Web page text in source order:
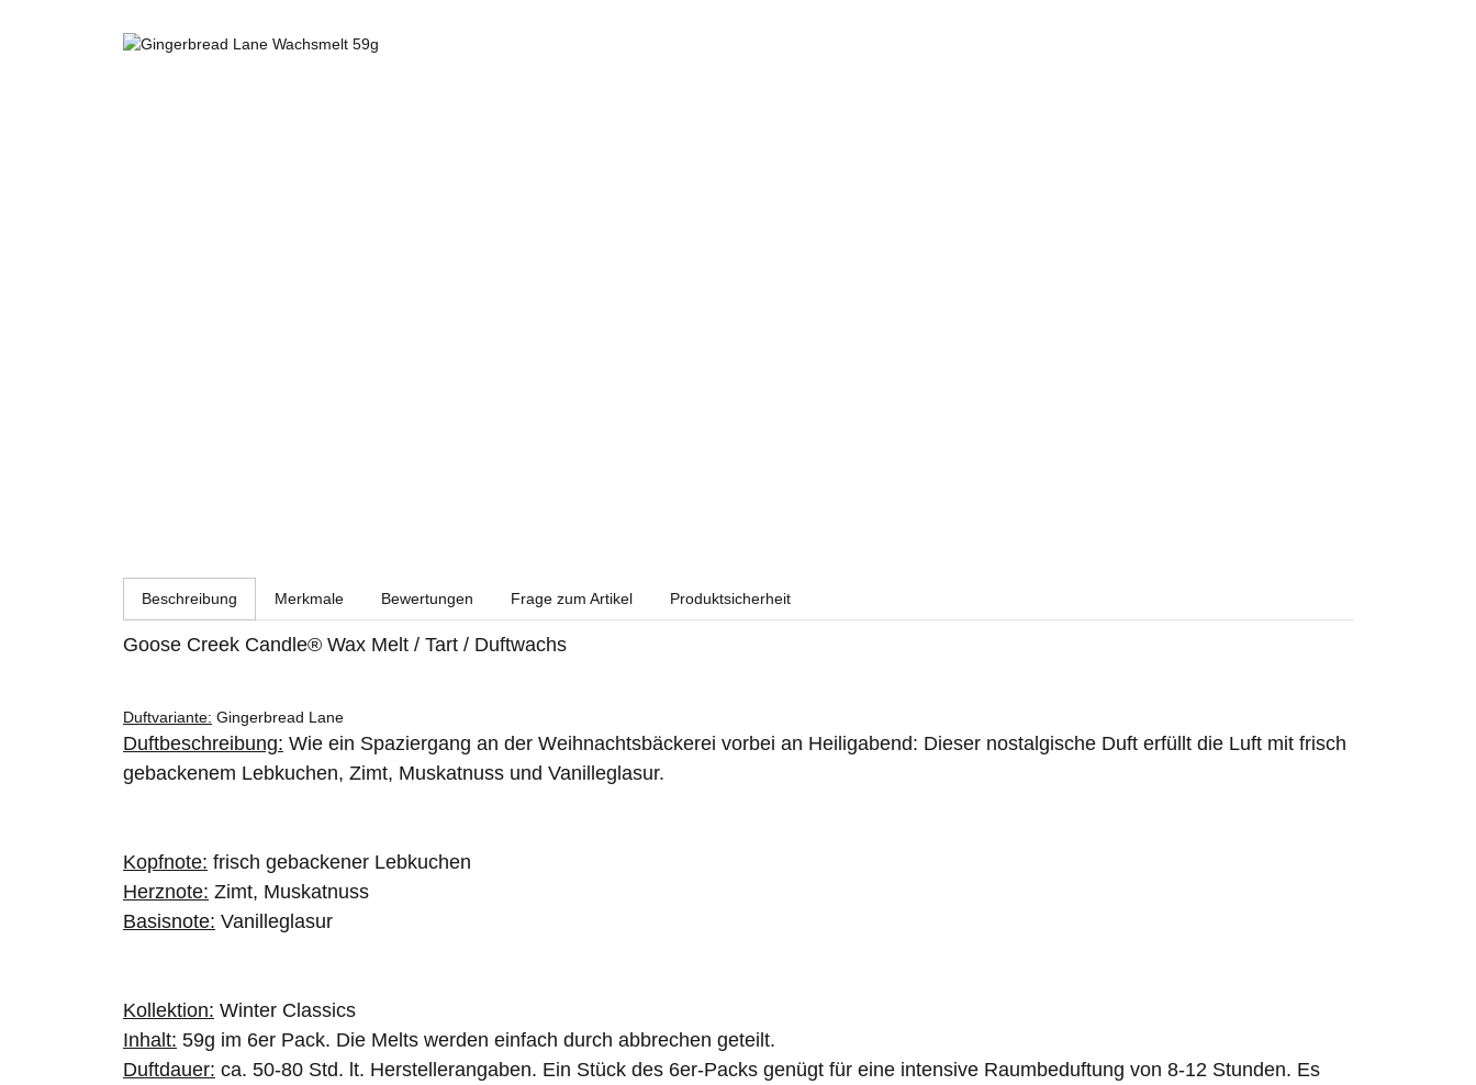
Beschreibung Merkmale Bewertungen Frage zum Artikel Produktsicherheit
Goose Creek Candle® Wax Melt / Tart / Duftwachs
Duftvariante: Gingerbread Lane
Duftbeschreibung: Wie ein Spaziergang an der Weihnachtsbäckerei vorbei an Heiligabend: Dieser nostalgische Duft erfüllt die Luft mit frisch
gebackenem Lebkuchen, Zimt, Muskatnuss und Vanilleglasur.
Kopfnote: frisch gebackener Lebkuchen
Herznote: Zimt, Muskatnuss
Basisnote: Vanilleglasur
Kollektion: Winter Classics
Inhalt: 59g im 6er Pack. Die Melts werden einfach durch abbrechen geteilt.
Duftdauer: ca. 50-80 Std. lt. Herstellerangaben. Ein Stück des 6er-Packs genügt für eine intensive Raumbeduftung von 8-12 Stunden. Es